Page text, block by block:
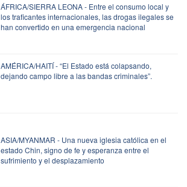
ÁFRICA/SIERRA LEONA - Entre el consumo local y
los traficantes internacionales, las drogas ilegales se
han convertido en una emergencia nacional
AMÉRICA/HAITÍ - “El Estado está colapsando,
dejando campo libre a las bandas criminales”.
ASIA/MYANMAR - Una nueva iglesia católica en el
estado Chin, signo de fe y esperanza entre el
sufrimiento y el desplazamiento